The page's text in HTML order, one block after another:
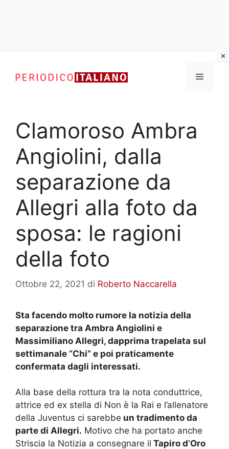
contenuto
Menu
Clamoroso Ambra
Angiolini, dalla
separazione da
Allegri alla foto da
sposa: le ragioni
della foto
Ottobre 22, 2021 di Roberto Naccarella
Sta facendo molto rumore la notizia della
separazione tra Ambra Angiolini e
Massimiliano Allegri, dapprima trapelata sul
settimanale “Chi” e poi praticamente
confermata dagli interessati.
Alla base della rottura tra la nota conduttrice,
attrice ed ex stella di Non è la Rai e l’allenatore
della Juventus ci sarebbe un tradimento da
parte di Allegri. Motivo che ha portato anche
Striscia la Notizia a consegnare il Tapiro d’Oro